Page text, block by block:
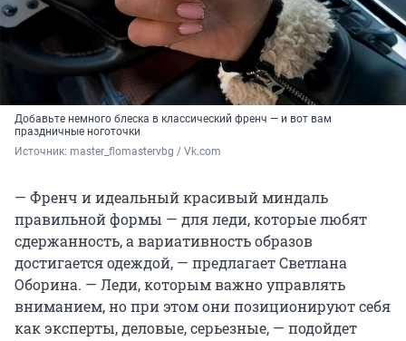
Добавьте немного блеска в классический френч — и вот вам
праздничные ноготочки
Источник: master_flomastervbg / Vk.com
— Френч и идеальный красивый миндаль
правильной формы — для леди, которые любят
сдержанность, а вариативность образов
достигается одеждой, — предлагает Светлана
Оборина. — Леди, которым важно управлять
вниманием, но при этом они позиционируют себя
как эксперты, деловые, серьезные, — подойдет